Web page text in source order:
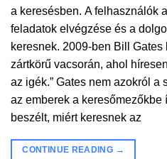
a keresésben. A felhasználók
feladatok elvégzése és a
keresnek. 2009-ben Bill
zártkörű vacsorán, ahol
az igék.” Gates nem azokról
az emberek a keresőmezőkbe
beszélt, miért keresnek az
CONTINUE READING →